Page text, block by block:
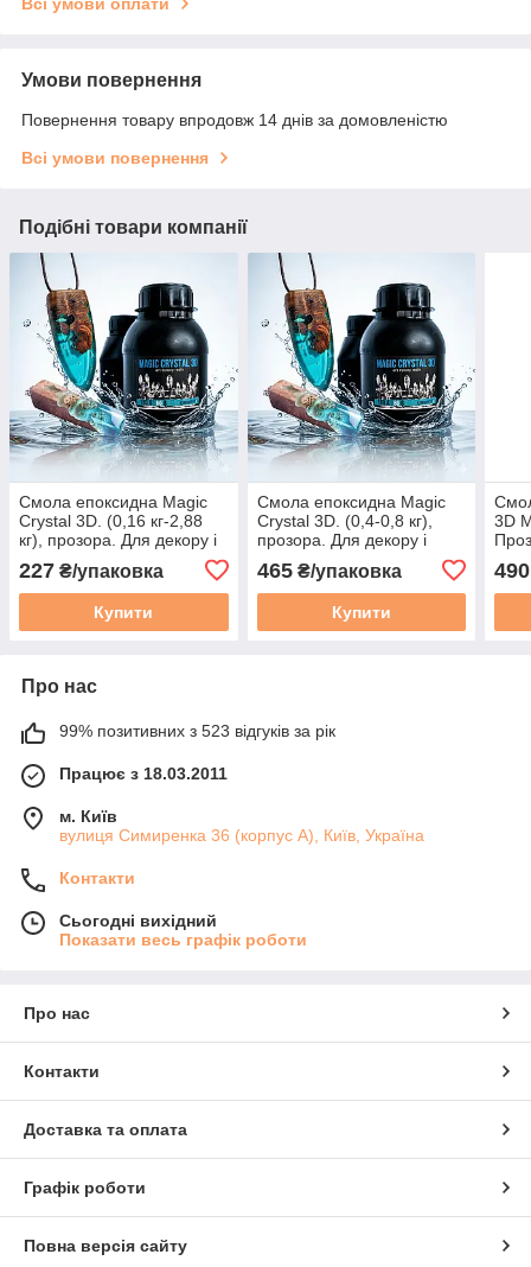
Всі умови оплати
Умови повернення
Повернення товару впродовж 14 днів за домовленістю
Всі умови повернення
Подібні товари компанії
Смола епоксидна Magic
Crystal 3D. (0,16 кг-2,88
кг), прозора. Для декору і
прикрас. Зразок. Уп. 0,16
кг
227 ₴/упаковка
Купити
Смола епоксидна Magic
Crystal 3D. (0,4-0,8 кг),
прозора. Для декору і
465₴/упаковка
Купити
3D
490
Про нас
99% позитивних з 523 відгуків за рік
Працює з 18.03.2011
м. Київ
вулиця Симиренка 36 (корпус А), Київ, Україна
Контакти
Сьогодні вихідний
Показати весь графік роботи
Про нас
Контакти
Доставка та оплата
Графік роботи
Повна версія сайту